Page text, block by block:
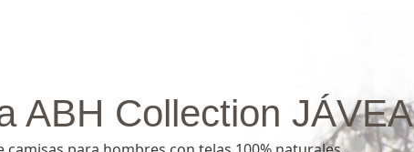
ABH Collection JÁVEA